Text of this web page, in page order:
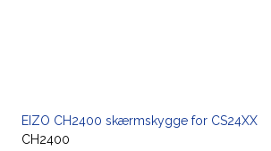
EIZO CH2400 skærmskygge for CS24XX
CH2400